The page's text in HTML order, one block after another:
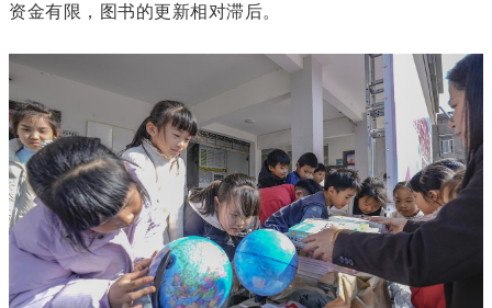
资金有限，图书的更新相对滞后。